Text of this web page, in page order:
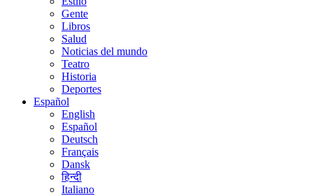
Gente
Libros
Salud
Noticias del mundo
Teatro
Historia
Deportes
Español
English
Español
Deutsch
Français
Dansk
हिन्दी
Italiano